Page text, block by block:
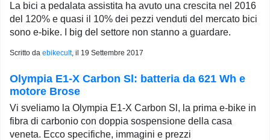
CONTATTI
PRIVACY
POLICY
La bici a pedalata assistita ha avuto una crescita nel 2016
del 120% e quasi il 10% dei pezzi venduti del mercato bici
sono e-bike. I big del settore non stanno a guardare.
Scritto da ebikecult, il 19 Settembre 2017
Olympia E1-X Carbon Sl: batteria da 621 Wh e
motore Brose
Vi sveliamo la Olympia E1-X Carbon Sl, la prima e-bike in
fibra di carbonio con doppia sospensione della casa
veneta. Ecco specifiche, immagini e prezzi